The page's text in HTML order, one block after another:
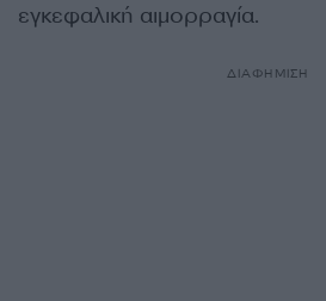
εγκεφαλική αιμορραγία.
ΔΙΑΦΗΜΙΣΗ